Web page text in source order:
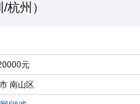
州）
元
南山区